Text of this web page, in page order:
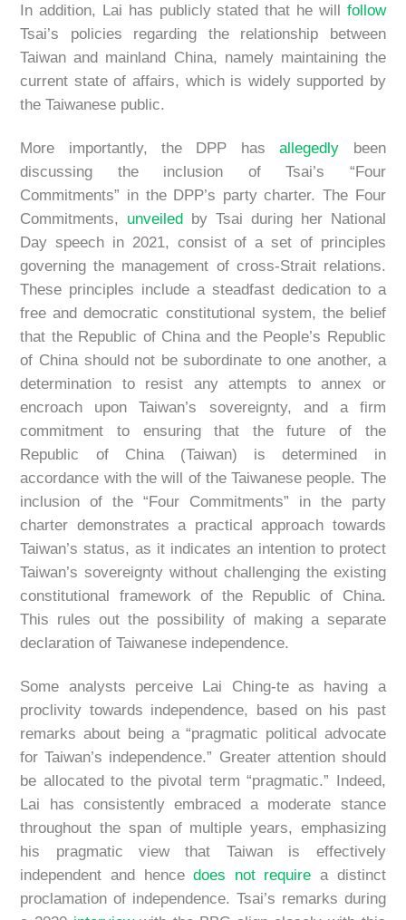
In addition, Lai has publicly stated that he will follow
Tsai’s policies regarding the relationship between
Taiwan and mainland China, namely maintaining the
current state of affairs, which is widely supported by
the Taiwanese public.
More importantly, the DPP hasallegedly been
discussing the inclusion of Tsai’s “Four
Commitments” in the DPP’s party charter. The Four
Commitments, unveiled by Tsai during her National
Day speech in 2021, consist of a set of principles
governing the management of cross-Strait relations.
These principles include a steadfast dedication to a
free and democratic constitutional system, the belief
that the Republic of China and the People’s Republic
of China should not be subordinate to one another, a
determination to resist any attempts to annex or
encroach upon Taiwan’s sovereignty, and a firm
commitment to ensuring that the future of the
Republic of China (Taiwan) is determined in
accordance with the will of the Taiwanese people. The
inclusion of the “Four Commitments” in the party
charter demonstrates a practical approach towards
Taiwan’s status, as it indicates an intention to protect
Taiwan’s sovereignty without challenging the existing
constitutional framework of the Republic of China.
This rules out the possibility of making a separate
declaration of Taiwanese independence.
Some analysts perceive Lai Ching-te as having a
proclivity towards independence, based on his past
remarks about being a “pragmatic political advocate
for Taiwan’s independence.” Greater attention should
be allocated to the pivotal term “pragmatic.” Indeed,
Lai has consistently embraced a moderate stance
throughout the span of multiple years, emphasizing
his pragmatic view that Taiwan is effectively
independent and hencedoes not require a distinct
proclamation of independence. Tsai’s remarks during